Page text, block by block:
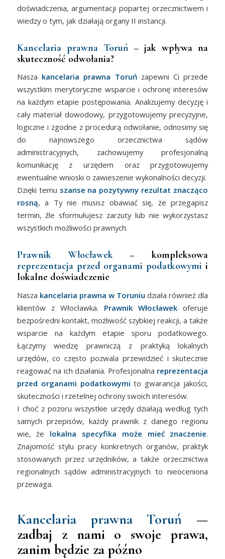
doświadczenia, argumentacji popartej orzecznictwem i
wiedzy o tym, jak działają organy II instancji.
Kancelaria prawna Toruń – jak wpływa na
skuteczność odwołania?
Nasza kancelaria prawna Toruńzapewni Ci przede
wszystkim merytoryczne wsparcie i ochronę interesów
na każdym etapie postępowania. Analizujemy decyzję i
cały materiał dowodowy, przygotowujemy precyzyjne,
logiczne i zgodne z procedurą odwołanie, odnosimy się
do najnowszego orzecznictwa sądów
administracyjnych, zachowujemy profesjonalną
komunikację z urzędem oraz przygotowujemy
ewentualne wnioski o zawieszenie wykonalności decyzji.
Dzięki temu szanse na pozytywny rezultat znacząco
rosną, a Ty nie musisz obawiać się, że przegapisz
termin, źle sformułujesz zarzuty lub nie wykorzystasz
wszystkich możliwości prawnych.
Prawnik Włocławek– kompleksowa
reprezentacja przed organami podatkowymi i
lokalne doświadczenie
Nasza kancelaria prawna w Toruniu działa również dla
klientów z Włocławka. Prawnik Włocławek oferuje
bezpośredni kontakt, możliwość szybkiej reakcji, a także
wsparcie na każdym etapie sporu podatkowego.
Łączymy wiedzę prawniczą z praktyką lokalnych
urzędów, co często pozwala przewidzieć i skutecznie
reagować na ich działania. Profesjonalna reprezentacja
przed organami podatkowymi to gwarancja jakości,
skuteczności i rzetelnej ochrony swoich interesów.
I choć z pozoru wszystkie urzędy działają według tych
samych przepisów, każdy prawnik z danego regionu
wie, że lokalna specyfika może mieć znaczenie.
Znajomość stylu pracy konkretnych organów, praktyk
stosowanych przez urzędników, a także orzecznictwa
regionalnych sądów administracyjnych to nieoceniona
przewaga.
Kancelaria prawna Toruń —
zadbaj z nami o swoje prawa,
zanim będzie za późno